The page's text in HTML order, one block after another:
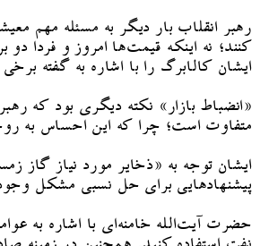
رهبر انقلاب بار دیگر به مسئله مهم
کنند؛ نه اینکه قیمت‌ها امروز و فردا دو
ایشان کالابرگ را با اشاره به گفته
«انضباط بازار» نکته دیگری بود که
متفاوت است؛ چرا که این احساس به
ایشان توجه به «ذخایر مورد نیاز گاز
پیشنهادهایی برای حل نسبی مشکل وجود
حضرت آیت‌الله خامنه‌ای با اشاره به